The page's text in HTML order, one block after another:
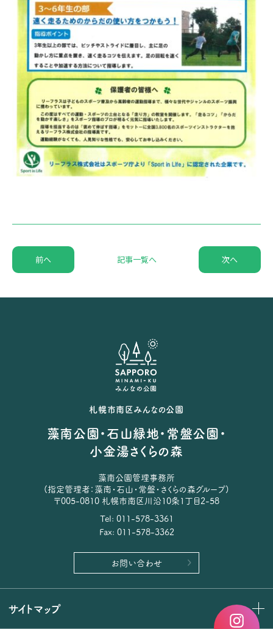
前へ 記事一覧へ 次へ
札幌市南区みんなの公園
藻南公園・石山緑地・常盤公園・
小金湯さくらの森
藻南公園管理事務所
(指定管理者：藻南・石山・常盤・さくらの森グループ)
〒005-0810 札幌市南区川沿10条1丁目2-58
Tel: 011-578-3361
Fax: 011-578-3362
お問い合わせ
サイトマップ